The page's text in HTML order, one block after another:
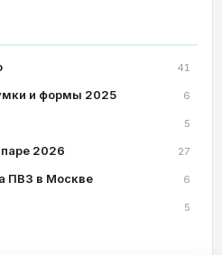
41
и формы 2025 6
5
2026 27
ПВЗ в Москве 6
5